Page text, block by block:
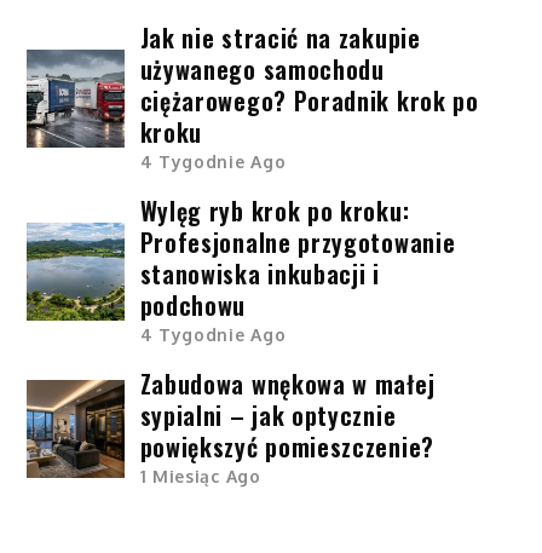
Jak nie stracić na zakupie
używanego samochodu
ciężarowego? Poradnik krok po
kroku
4 Tygodnie Ago
Wylęg ryb krok po kroku:
Profesjonalne przygotowanie
stanowiska inkubacji i
podchowu
4 Tygodnie Ago
Zabudowa wnękowa w małej
sypialni – jak optycznie
powiększyć pomieszczenie?
1 Miesiąc Ago